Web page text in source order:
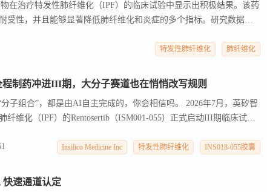
在治疗特发性肺纤维化（IPF）的临床试验中显示出积极结果。该药
受性，并且能够显著降低肺纤维化和炎症的多个指标。研究数据已
名患者。
特发性肺纤维化 肺纤维化
制药冲进III期，大分子赛道也在悄悄改写规则
子组合”，都是由AI自主完成的，你会相信吗。 2026年7月，英矽智
纤维化（IPF）的Rentosertib（ISM001-055）正式启动III期临床试
Insilico Medicine Inc 特发性肺纤维化 INS018-055胶囊
速通道认定